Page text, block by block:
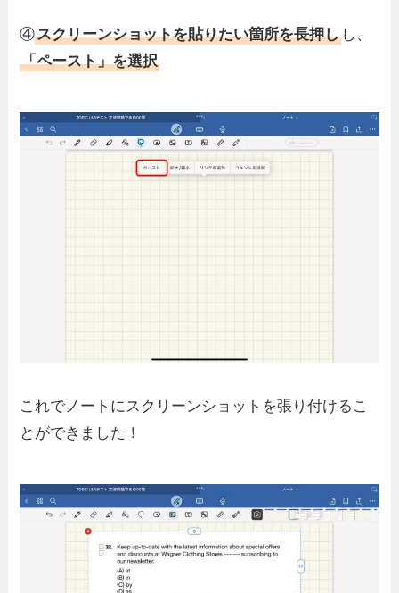
④スクリーンショットを貼りたい箇所を長押し し、
「ペースト」を選択
これでノートにスクリーンショットを張り付けるこ
とができました！